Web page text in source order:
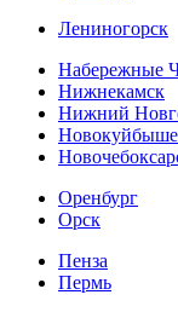
Лениногорск
Набережные
Нижнекамск
Нижний
Оренбург
Орск
Пенза
Пермь